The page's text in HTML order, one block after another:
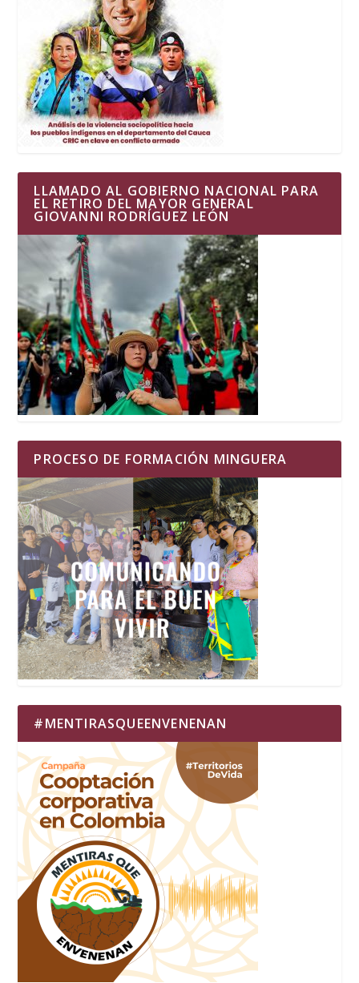
LLAMADO AL GOBIERNO NACIONAL PARA
EL RETIRO DEL MAYOR GENERAL
GIOVANNI RODRÍGUEZ LEÓN
PROCESO DE FORMACIÓN MINGUERA
#MENTIRASQUEENVENENAN